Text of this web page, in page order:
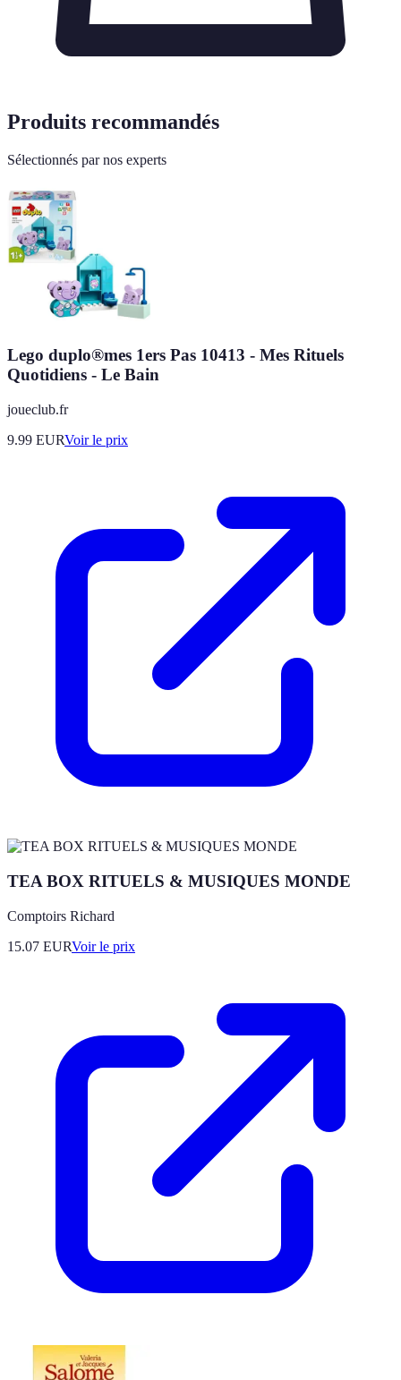
Produits recommandés
Sélectionnés par nos experts
Lego duplo®mes 1ers Pas 10413 - Mes Rituels
Quotidiens - Le Bain
joueclub.fr
9.99 EURVoir le prix
TEA BOX RITUELS & MUSIQUES MONDE
Comptoirs Richard
15.07 EURVoir le prix